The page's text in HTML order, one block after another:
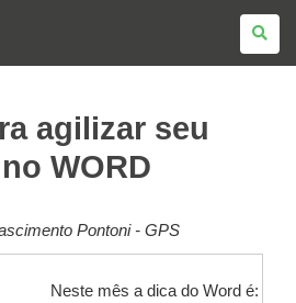
agilizar seu
WORD
Pontoni - GPS
Neste mês a dica do Word é: